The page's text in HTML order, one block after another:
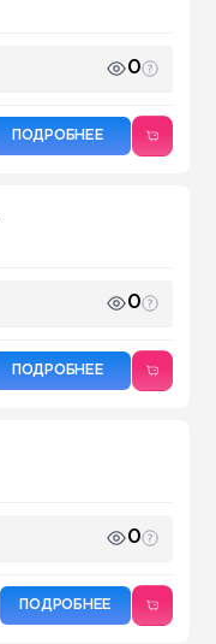
0
ПОДРОБНЕЕ
0
ПОДРОБНЕЕ
0
ПОДРОБНЕЕ